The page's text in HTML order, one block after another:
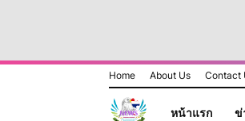
Home About Us Contact
หน้าแรก ข่